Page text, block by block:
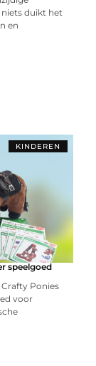
niets duikt het
en
KINDEREN
speelgoed
Ponies
voor